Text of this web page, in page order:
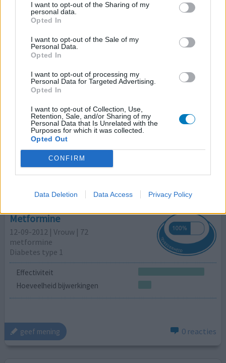
I want to opt-out of the Sharing of my
personal data.
Opted In
I want to opt-out of the Sale of my
Personal Data.
Opted In
I want to opt-out of processing my
Personal Data for Targeted Advertising.
Opted In
I want to opt-out of Collection, Use,
Retention, Sale, and/or Sharing of my
Personal Data that Is Unrelated with the
Purposes for which it was collected.
Opted Out
CONFIRM
Data Deletion Data Access Privacy Policy
voor altijd nemen, bij avond eten.
12-09-2012 | Man | 68
metformine
Effectiviteit
Hoeveelheid bijwerkingen
Metformine
12-09-2012 | Vrouw | 72
metformine
Diabetes type 1
Effectiviteit
Hoeveelheid bijwerkingen
geef mening 0 reacties